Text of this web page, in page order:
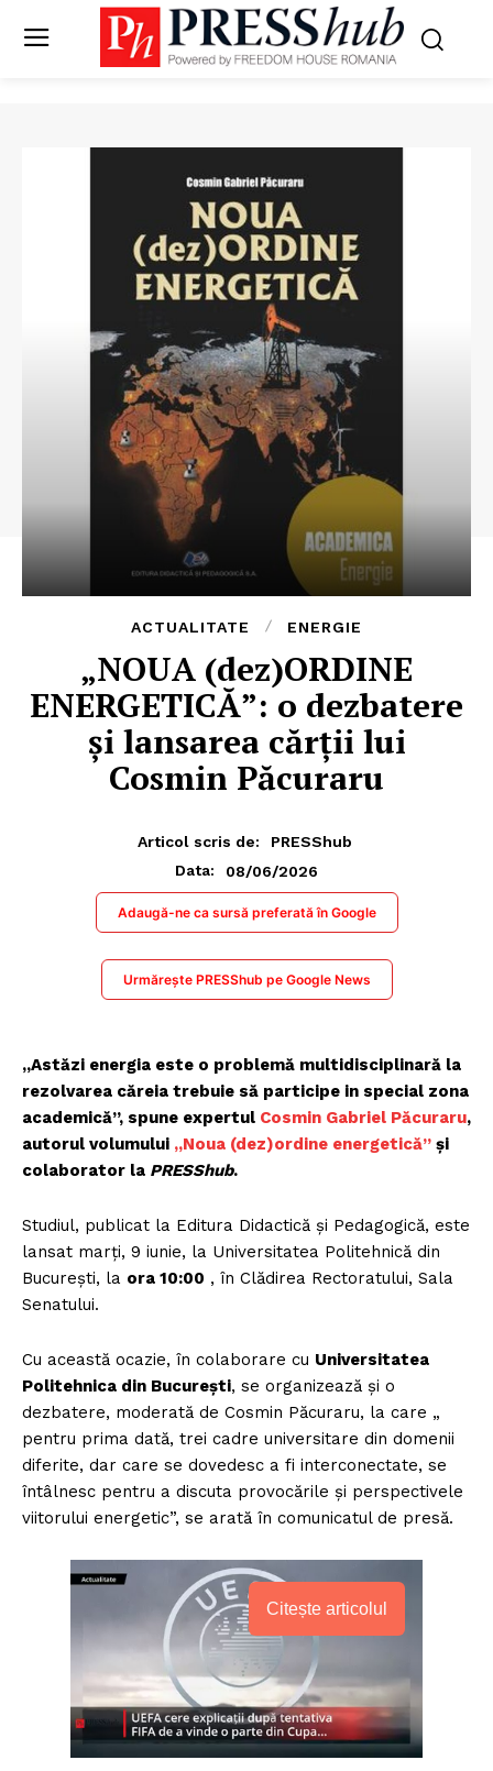
ACTUALITATE ENERGIE
„NOUA (dez)ORDINE
ENERGETICĂ”: o dezbatere
și lansarea cărții lui
Cosmin Păcuraru
Articol scris de:
PRESShub
Data:
08/06/2026
Adaugă-ne ca sursă preferată în Google
Urmărește PRESShub pe Google News
„Astăzi energia este o problemă multidisciplinară la
rezolvarea căreia trebuie să participe in special zona
academică”, spune expertul Cosmin Gabriel Păcuraru,
autorul volumului „Noua (dez)ordine energetică” și
colaborator la PRESShub.
Studiul, publicat la Editura Didactică și Pedagogică, este
lansat marți, 9 iunie, la Universitatea Politehnică din
București, la ora 10:00 , în Clădirea Rectoratului, Sala
Senatului.
Cu această ocazie, în colaborare cu Universitatea
Politehnica din București, se organizează și o
dezbatere, moderată de Cosmin Păcuraru, la care „
pentru prima dată, trei cadre universitare din domenii
diferite, dar care se dovedesc a fi interconectate, se
întâlnesc pentru a discuta provocările și perspectivele
viitorului energetic”, se arată în comunicatul de presă.
Citește articolul